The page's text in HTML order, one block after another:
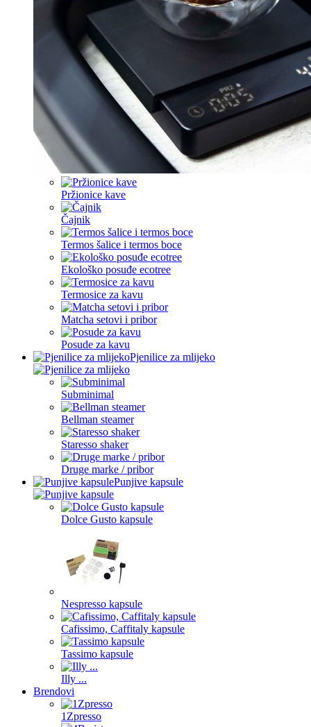
Pržionice kave
Čajnik
Termos šalice i termos boce
Ekološko posuđe ecotree
Termosice za kavu
Matcha setovi i pribor
Posude za kavu
Pjenilice za mlijeko
Subminimal
Bellman steamer
Staresso shaker
Druge marke / pribor
Punjive kapsule
Dolce Gusto kapsule
Nespresso kapsule
Cafissimo, Caffitaly kapsule
Tassimo kapsule
Illy ...
Brendovi
1Zpresso